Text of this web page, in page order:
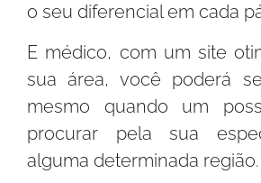
o seu diferencial em cada
E médico, com um site
sua área, você poderá
mesmo quando um
procurar pela sua
alguma determinada região.